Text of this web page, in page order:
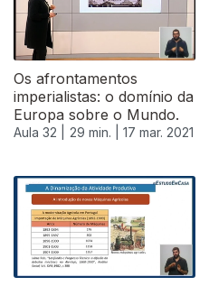
Os afrontamentos
imperialistas: o domínio da
Europa sobre o Mundo.
Aula 32 | 29 min. | 17 mar. 2021
535244